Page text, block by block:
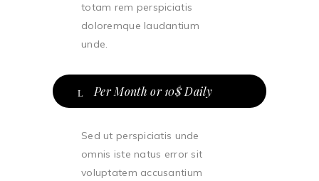
totam rem perspiciatis
doloremque laudantium
unde.
Per Month or 10$ Daily
Sed ut perspiciatis unde
omnis iste natus error sit
voluptatem accusantium